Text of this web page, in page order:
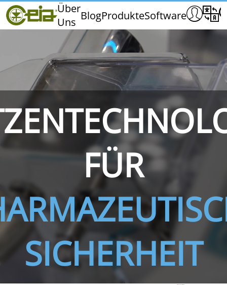
Über
Uns BlogProdukteSoftware
Home
CEIA
Messen und Veranstaltungen
THS/PH210 THS/PH210-FFV THS/
THS/PH21N-FB THS/PH21N-FFV
THS/
D25
FÜR
SICHERHEIT